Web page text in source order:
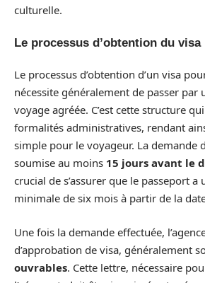
culturelle.
Le processus d’obtention du visa
Le processus d’obtention d’un visa
nécessite généralement de passer par
voyage agréée. C’est cette structure
formalités administratives, rendant
simple pour le voyageur. La demande
soumise au moins 15 jours avant le
crucial de s’assurer que le passeport a
minimale de six mois à partir de la
Une fois la demande effectuée,
d’approbation de visa, généralement
ouvrables. Cette lettre, nécessaire